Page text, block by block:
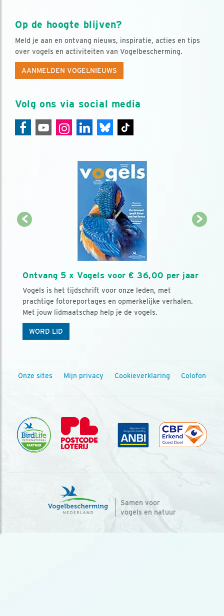
Op de hoogte blijven?
Meld je aan en ontvang nieuws, inspiratie, acties en tips
over vogels en activiteiten van Vogelbescherming.
AANMELDEN VOGELNIEUWS
Volg ons via social media
Ontvang 5 x Vogels voor € 36,00 per jaar
Vogels is het tijdschrift voor onze leden, met
prachtige fotoreportages en opmerkelijke verhalen.
Met jouw lidmaatschap help je de vogels.
WORD LID
Onze sites Mijn privacy Cookieverklaring Colofon
Samen voor
vogels en natuur